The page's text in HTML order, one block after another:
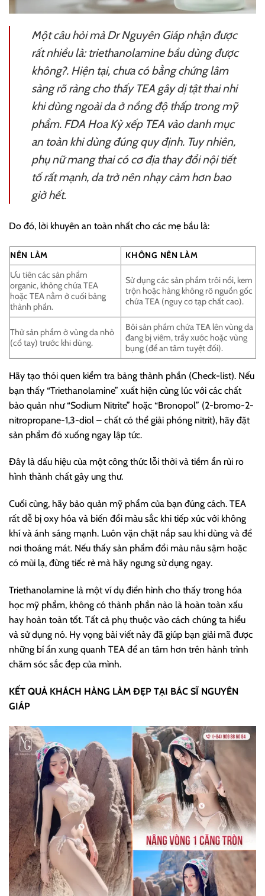
Một câu hỏi mà Dr Nguyên Giáp nhận được
rất nhiều là: triethanolamine bầu dùng được
không?. Hiện tại, chưa có bằng chứng lâm
sàng rõ ràng cho thấy TEA gây dị tật thai nhi
khi dùng ngoài da ở nồng độ thấp trong mỹ
phẩm. FDA Hoa Kỳ xếp TEA vào danh mục
an toàn khi dùng đúng quy định. Tuy nhiên,
phụ nữ mang thai có cơ địa thay đổi nội tiết
tố rất mạnh, da trở nên nhạy cảm hơn bao
giờ hết.
Do đó, lời khuyên an toàn nhất cho các mẹ bầu là:
NÊN LÀM
KHÔNG NÊN LÀM
Ưu tiên các sản phẩm
organic, không chứa TEA
hoặc TEA nằm ở cuối bảng
thành phần.
Sử dụng các sản phẩm trôi nổi, kem
trộn hoặc hàng không rõ nguồn gốc
chứa TEA (nguy cơ tạp chất cao).
Thử sản phẩm ở vùng da nhỏ
(cổ tay) trước khi dùng.
Bôi sản phẩm chứa TEA lên vùng da
đang bị viêm, trầy xước hoặc vùng
bụng (để an tâm tuyệt đối).
Hãy tạo thói quen kiểm tra bảng thành phần (Check-list). Nếu
bạn thấy “Triethanolamine” xuất hiện cùng lúc với các chất
bảo quản như “Sodium Nitrite” hoặc “Bronopol” (2-bromo-2-
nitropropane-1,3-diol – chất có thể giải phóng nitrit), hãy đặt
sản phẩm đó xuống ngay lập tức.
Đây là dấu hiệu của một công thức lỗi thời và tiềm ẩn rủi ro
hình thành chất gây ung thư.
Cuối cùng, hãy bảo quản mỹ phẩm của bạn đúng cách. TEA
rất dễ bị oxy hóa và biến đổi màu sắc khi tiếp xúc với không
khí và ánh sáng mạnh. Luôn vặn chặt nắp sau khi dùng và để
nơi thoáng mát. Nếu thấy sản phẩm đổi màu nâu sậm hoặc
có mùi lạ, đừng tiếc rẻ mà hãy ngưng sử dụng ngay.
Triethanolamine là một ví dụ điển hình cho thấy trong hóa
học mỹ phẩm, không có thành phần nào là hoàn toàn xấu
hay hoàn toàn tốt. Tất cả phụ thuộc vào cách chúng ta hiểu
và sử dụng nó. Hy vọng bài viết này đã giúp bạn giải mã được
những bí ẩn xung quanh TEA để an tâm hơn trên hành trình
chăm sóc sắc đẹp của mình.
KẾT QUẢ KHÁCH HÀNG LÀM ĐẸP TẠI BÁC SĨ NGUYÊN
GIÁP